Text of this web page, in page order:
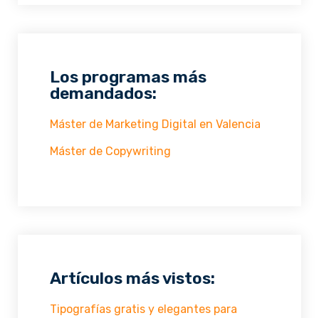
Los programas más
demandados:
Máster de Marketing Digital en Valencia
Máster de Copywriting
Artículos más vistos:
Tipografías gratis y elegantes para